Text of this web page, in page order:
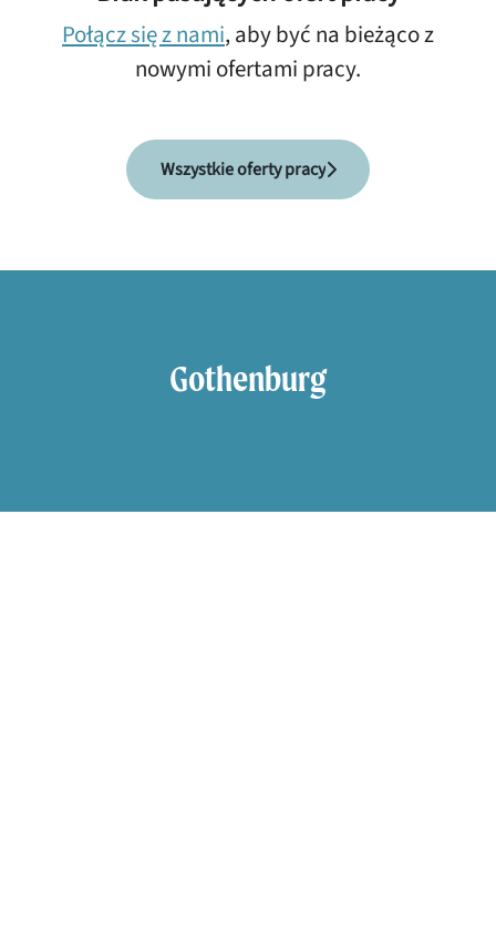
Połącz się z nami, aby być na bieżąco z
nowymi ofertami pracy.
Wszystkie oferty pracy
Gothenburg